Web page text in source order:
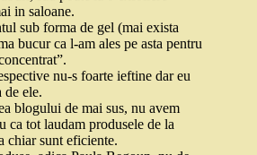
in saloane.
sub forma de gel (mai exista
bucur ca l-am ales pe asta pentru
nu-s foarte ieftine dar eu
de ele.
blogului de mai sus, nu avem
ca tot laudam produsele de la
chiar sunt eficiente.